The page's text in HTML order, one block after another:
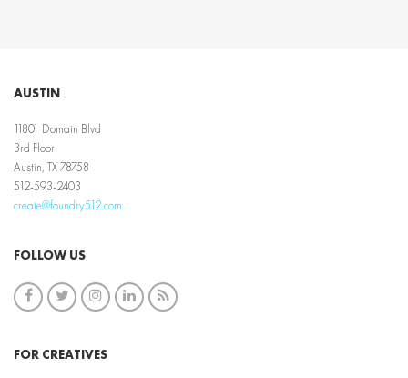
AUSTIN
11801 Domain Blvd
3rd Floor
Austin, TX 78758
512-593-2403
create@foundry512.com
FOLLOW US
FOR CREATIVES